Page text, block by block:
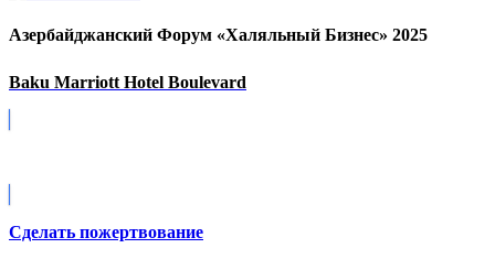
Азербайджанский Форум «Халяльный Бизнес» 2025
Baku Marriott Hotel Boulevard
Сделать пожертвование